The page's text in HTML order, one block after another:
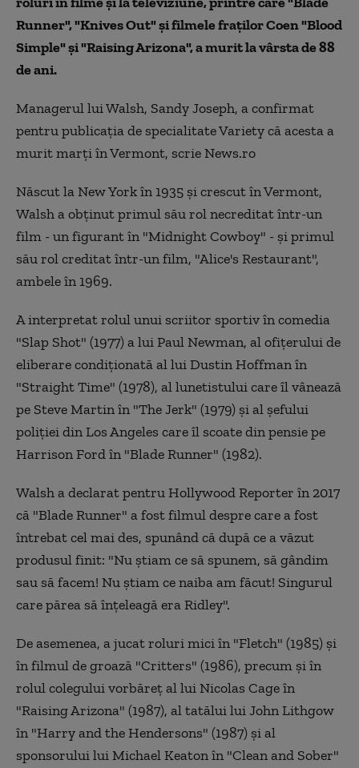
Runner", "Knives Out" şi filmele fraţilor Coen "Blood
Simple" şi "Raising Arizona", a murit la vârsta de 88
de ani.
Managerul lui Walsh, Sandy Joseph, a confirmat
pentru publicaţia de specialitate Variety că acesta a
murit marţi în Vermont, scrie News.ro
Născut la New York în 1935 şi crescut în Vermont,
Walsh a obţinut primul său rol necreditat într-un
film - un figurant în "Midnight Cowboy" - şi primul
său rol creditat într-un film, "Alice's Restaurant",
ambele în 1969.
A interpretat rolul unui scriitor sportiv în comedia
"Slap Shot" (1977) a lui Paul Newman, al ofiţerului de
eliberare condiţionată al lui Dustin Hoffman în
"Straight Time" (1978), al lunetistului care îl vânează
pe Steve Martin în "The Jerk" (1979) şi al şefului
poliţiei din Los Angeles care îl scoate din pensie pe
Harrison Ford în "Blade Runner" (1982).
Walsh a declarat pentru Hollywood Reporter în 2017
că "Blade Runner" a fost filmul despre care a fost
întrebat cel mai des, spunând că după ce a văzut
produsul finit: "Nu ştiam ce să spunem, să gândim
sau să facem! Nu ştiam ce naiba am făcut! Singurul
care părea să înţeleagă era Ridley".
De asemenea, a jucat roluri mici în "Fletch" (1985) şi
în filmul de groază "Critters" (1986), precum şi în
rolul colegului vorbăreţ al lui Nicolas Cage în
"Raising Arizona" (1987), al tatălui lui John Lithgow
în "Harry and the Hendersons" (1987) şi al
sponsorului lui Michael Keaton în "Clean and Sober"